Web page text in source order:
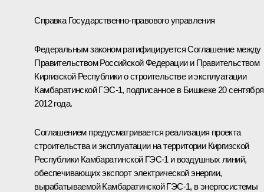
Справка Государственно-правового управления
Федеральным законом ратифицируется Соглашение между
Правительством Российской Федерации и Правительством
Киргизской Республики о строительстве и эксплуатации
Камбаратинской ГЭС-1, подписанное в Бишкеке 20 сентября
2012 года.
Соглашением предусматривается реализация проекта
строительства и эксплуатации на территории Киргизской
Республики Камбаратинской ГЭС-1 и воздушных линий,
обеспечивающих экспорт электрической энергии,
вырабатываемой Камбаратинской ГЭС-1, в энергосистемы